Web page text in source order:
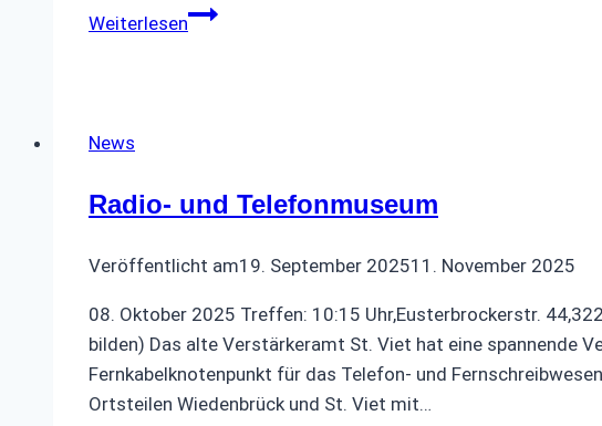
WeiterlesenBrauereibesichtigung
News
Radio- und Telefonmuseum
Veröffentlicht am19. September 202511. November 2025
08. Oktober 2025 Treffen: 10:15 Uhr,Eusterbrockerstr.
bilden) Das alte Verstärkeramt St. Viet hat eine spannende
Fernkabelknotenpunkt für das Telefon- und
Ortsteilen Wiedenbrück und St. Viet mit…